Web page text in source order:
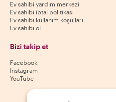
Ev sahibi yardım merkezi
Ev sahibi iptal politikası
Ev sahibi kullanım koşulları
Ev sahibi ol
Bizi takip et
Facebook
Instagram
YouTube